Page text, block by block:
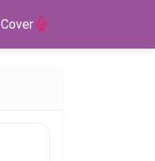
Cover